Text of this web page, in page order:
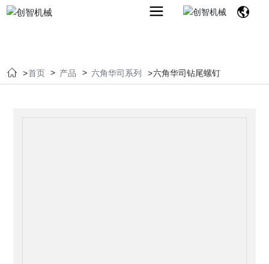
首页 产品 六角华司系列 六角华司钻尾螺钉